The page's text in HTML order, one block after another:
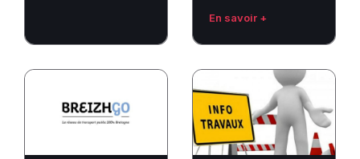
En savoir +
Inscriptions
transport
Travaux
sur
la
commune